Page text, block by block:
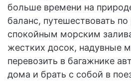
больше времени на
баланс, путешествовать
спокойным морским
жестких досок, надувные
перевозить в багажнике
дома и брать с собой в